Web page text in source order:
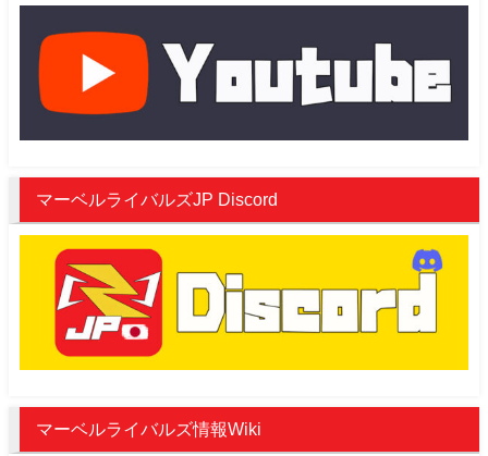
マーベルライバルズJP Discord
マーベルライバルズ情報Wiki